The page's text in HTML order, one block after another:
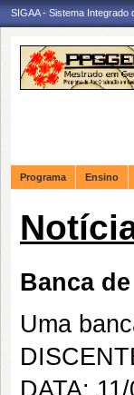
SIGAA - Sistema Integrado
Programa Ensino
Banca
Uma
DATA: